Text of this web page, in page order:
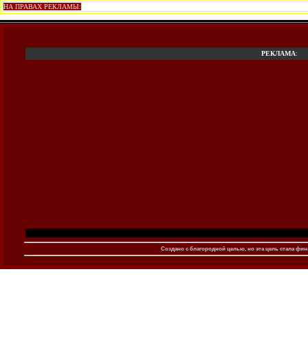
НА ПРАВАХ РЕКЛАМЫ:
РЕКЛАМА:
Создано c благородной целью, но эта цель стала